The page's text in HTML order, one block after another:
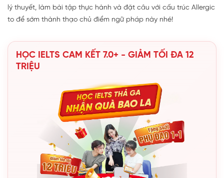
lý thuyết, làm bài tập thực hành và đặt câu với cấu trúc Allergic
to để sớm thành thạo chủ điểm ngữ pháp này nhé!
HỌC IELTS CAM KẾT 7.0+ - GIẢM TỐI ĐA 12
TRIỆU